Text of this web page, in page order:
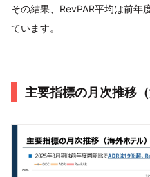
その結果、RevPAR平均は前
ています。
主要指標の月次推移（